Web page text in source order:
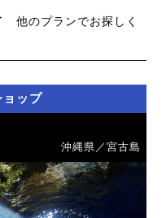
他のプランでお探しく
ョップ
沖縄県／宮古島